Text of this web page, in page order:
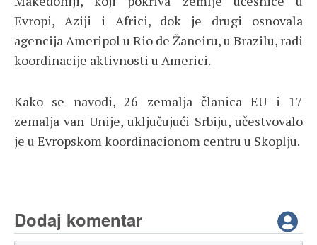
Evropi, Aziji i Africi, dok je drugi osnovala
agencija Ameripol u Rio de Žaneiru, u Brazilu, radi
koordinacije aktivnosti u Americi.
Kako se navodi, 26 zemalja članica EU i 17
zemalja van Unije, uključujući Srbiju, učestvovalo
je u Evropskom koordinacionom centru u Skoplju.
Dodaj komentar